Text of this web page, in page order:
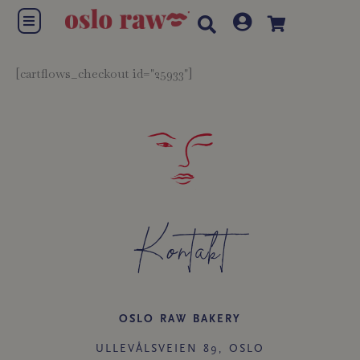
Hopp
rett
innholdet
Flyout
Menu
[cartflows_checkout id="25933"]
Kontakt
OSLO RAW BAKERY
ULLEVÅLSVEIEN 89, OSLO